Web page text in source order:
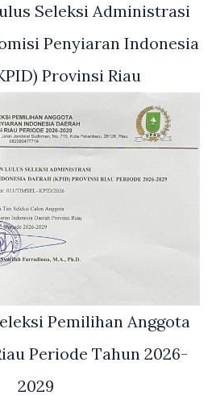
Seleksi Administrasi
Penyiaran Indonesia
Provinsi Riau
Pemilihan Anggota
Periode Tahun 2026-
2029